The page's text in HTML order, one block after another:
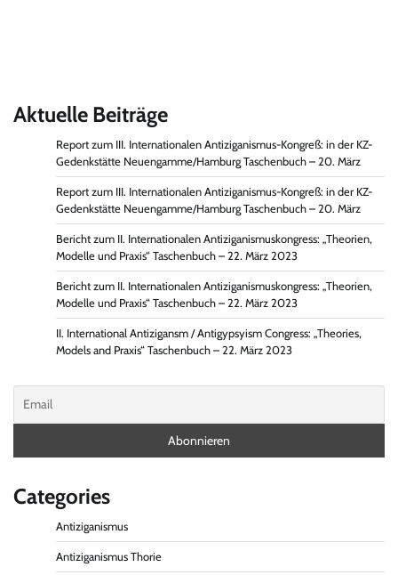
Aktuelle Beiträge
Report zum III. Internationalen Antiziganismus-Kongreß: in der KZ-
Gedenkstätte Neuengamme/Hamburg Taschenbuch – 20. März
Report zum III. Internationalen Antiziganismus-Kongreß: in der KZ-
Gedenkstätte Neuengamme/Hamburg Taschenbuch – 20. März
Bericht zum II. Internationalen Antiziganismuskongress: „Theorien,
Modelle und Praxis“ Taschenbuch – 22. März 2023
Bericht zum II. Internationalen Antiziganismuskongress: „Theorien,
Modelle und Praxis“ Taschenbuch – 22. März 2023
II. International Antizigansm / Antigypsyism Congress: „Theories,
Models and Praxis“ Taschenbuch – 22. März 2023
Categories
Antiziganismus
Antiziganismus Thorie